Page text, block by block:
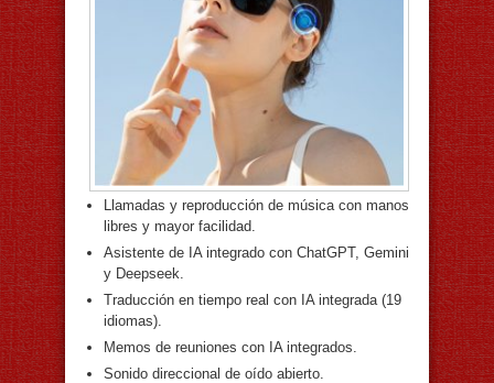
Llamadas y reproducción de música con manos
libres y mayor facilidad.
Asistente de IA integrado con ChatGPT, Gemini
y Deepseek.
Traducción en tiempo real con IA integrada (19
idiomas).
Memos de reuniones con IA integrados.
Sonido direccional de oído abierto.